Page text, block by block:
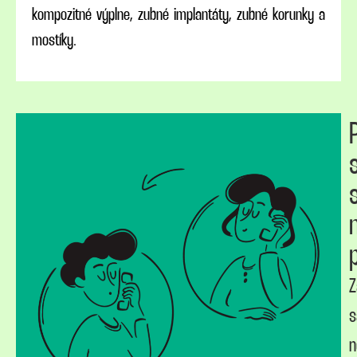
kompozitné výplne, zubné implantáty, zubné korunky a
mostíky.